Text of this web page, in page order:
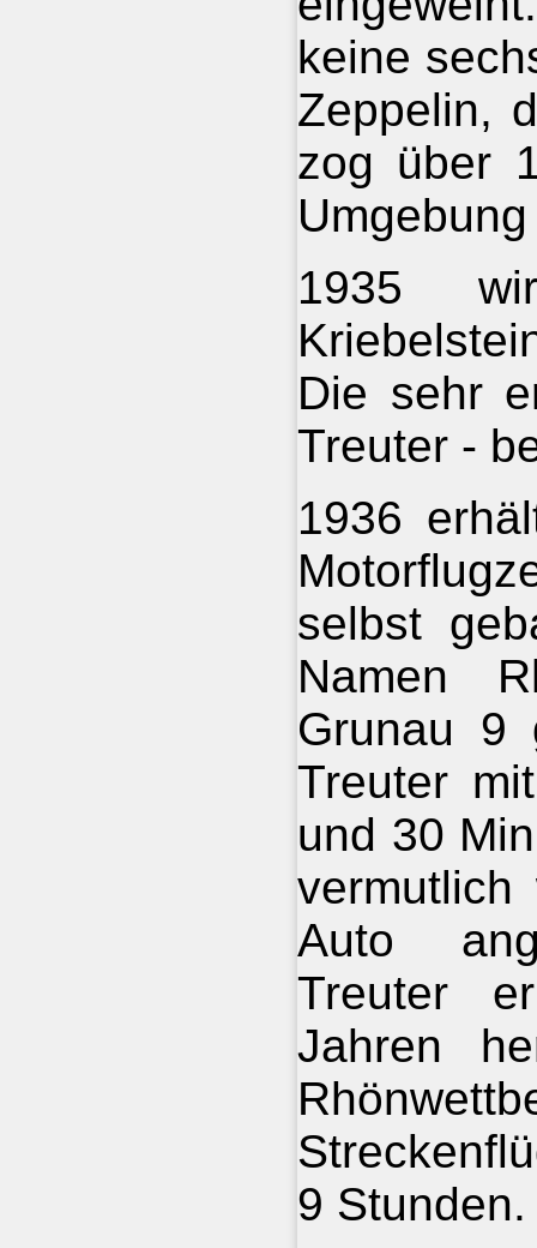
keine
Zeppelin,
zog über
1935
Die sehr
Treuter -
1936
selbst
Namen
Grunau 9
Treuter
und 30
Auto
Treuter
Jahren
9 Stunden.